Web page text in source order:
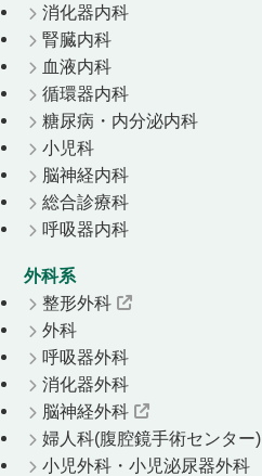
消化器内科
腎臓内科
血液内科
循環器内科
糖尿病・内分泌内科
小児科
脳神経内科
総合診療科
呼吸器内科
外科系
整形外科
外科
呼吸器外科
消化器外科
脳神経外科
婦人科(腹腔鏡手術センター)
小児外科・小児泌尿器外科